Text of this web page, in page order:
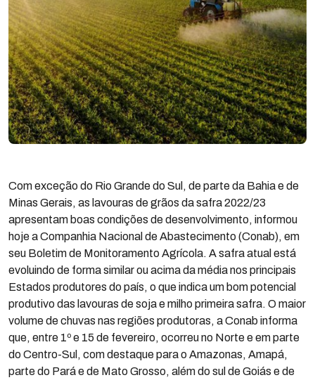
Com exceção do Rio Grande do Sul, de parte da Bahia e de
Minas Gerais, as lavouras de grãos da safra 2022/23
apresentam boas condições de desenvolvimento, informou
hoje a Companhia Nacional de Abastecimento (Conab), em
seu Boletim de Monitoramento Agrícola. A safra atual está
evoluindo de forma similar ou acima da média nos principais
Estados produtores do país, o que indica um bom potencial
produtivo das lavouras de soja e milho primeira safra. O maior
volume de chuvas nas regiões produtoras, a Conab informa
que, entre 1º e 15 de fevereiro, ocorreu no Norte e em parte
do Centro-Sul, com destaque para o Amazonas, Amapá,
parte do Pará e de Mato Grosso, além do sul de Goiás e de